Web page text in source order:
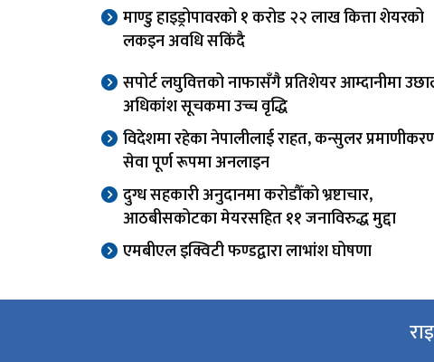
माण्डु हाइड्रोपावरको १ करोड २२ लाख कित्ता शेयरको
लकइन अवधि सकिंदै
सपोर्ट लघुवित्तको नाफासँगै प्रतिशेयर आम्दानीमा
अधिकांश सूचकमा उच्च वृद्धि
विदेशमा रहेका नेपालीलाई राहत, कन्सुलर
सेवा पूर्ण रूपमा अनलाइन
दुग्ध सहकारी अनुदानमा करोडौँको भ्रष्टाचार,
आठबीसकोटका मेयरसहित ११ जनाविरुद्ध मुद्दा
एमबीएल इक्विटी फण्डद्वारा लाभांश घोषणा